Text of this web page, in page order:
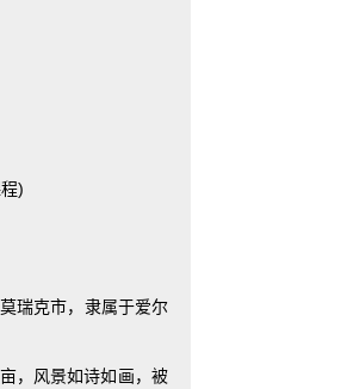
)
瑞克市，隶属于爱尔
，风景如诗如画，被